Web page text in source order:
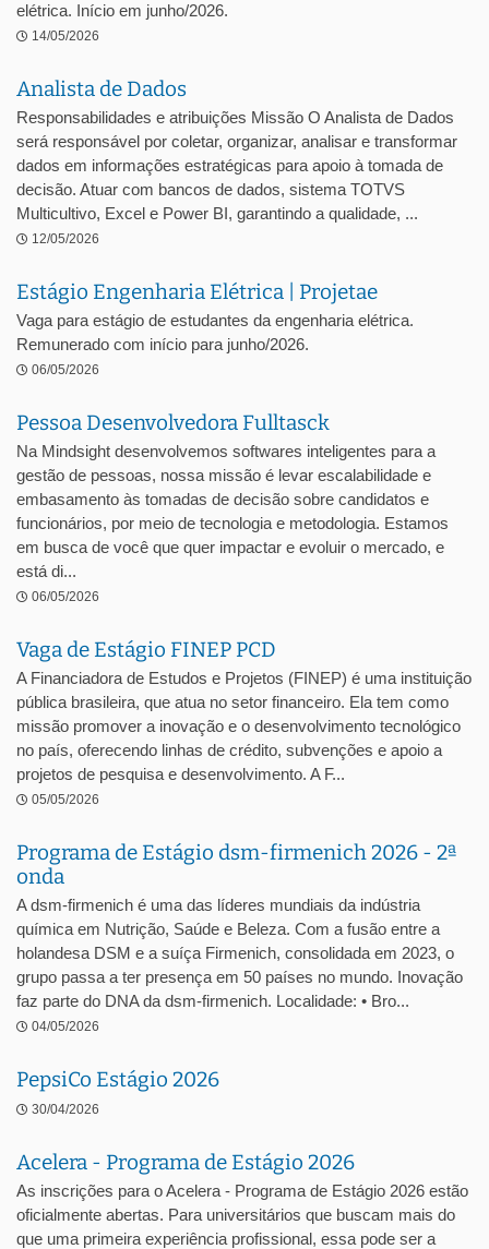
elétrica. Início em junho/2026.
14/05/2026
Analista de Dados
Responsabilidades e atribuições Missão O Analista de Dados
será responsável por coletar, organizar, analisar e transformar
dados em informações estratégicas para apoio à tomada de
decisão. Atuar com bancos de dados, sistema TOTVS
Multicultivo, Excel e Power BI, garantindo a qualidade, ...
12/05/2026
Estágio Engenharia Elétrica | Projetae
Vaga para estágio de estudantes da engenharia elétrica.
Remunerado com início para junho/2026.
06/05/2026
Pessoa Desenvolvedora Fulltasck
Na Mindsight desenvolvemos softwares inteligentes para a
gestão de pessoas, nossa missão é levar escalabilidade e
embasamento às tomadas de decisão sobre candidatos e
funcionários, por meio de tecnologia e metodologia. Estamos
em busca de você que quer impactar e evoluir o mercado, e
está di...
06/05/2026
Vaga de Estágio FINEP PCD
A Financiadora de Estudos e Projetos (FINEP) é uma instituição
pública brasileira, que atua no setor financeiro. Ela tem como
missão promover a inovação e o desenvolvimento tecnológico
no país, oferecendo linhas de crédito, subvenções e apoio a
projetos de pesquisa e desenvolvimento. A F...
05/05/2026
Programa de Estágio dsm-firmenich 2026 - 2ª
onda
A dsm-firmenich é uma das líderes mundiais da indústria
química em Nutrição, Saúde e Beleza. Com a fusão entre a
holandesa DSM e a suíça Firmenich, consolidada em 2023, o
grupo passa a ter presença em 50 países no mundo. Inovação
faz parte do DNA da dsm-firmenich. Localidade: • Bro...
04/05/2026
PepsiCo Estágio 2026
30/04/2026
Acelera - Programa de Estágio 2026
As inscrições para o Acelera - Programa de Estágio 2026 estão
oficialmente abertas. Para universitários que buscam mais do
que uma primeira experiência profissional, essa pode ser a